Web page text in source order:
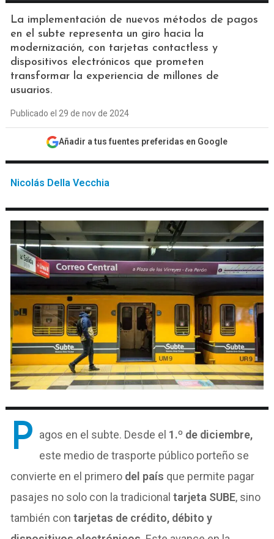
La implementación de nuevos métodos de pagos
en el subte representa un giro hacia la
modernización, con tarjetas contactless y
dispositivos electrónicos que prometen
transformar la experiencia de millones de
usuarios.
Publicado el 29 de nov de 2024
Añadir a tus fuentes preferidas en Google
Nicolás Della Vecchia
P agos en el subte. Desde el 1.º de diciembre,
este medio de trasporte público porteño se
convierte en el primero del país que permite pagar
pasajes no solo con la tradicionaltarjeta SUBE, sino
también con tarjetas de crédito, débito y